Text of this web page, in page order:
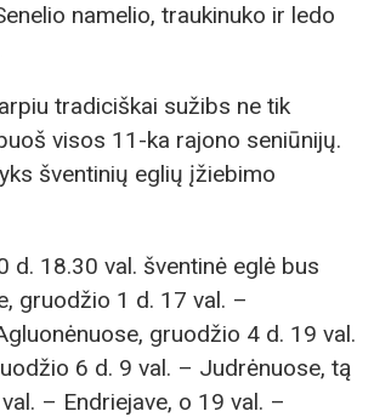
namelio, traukinuko ir ledo
tradiciškai sužibs ne tik
visos 11-ka rajono seniūnijų.
šventinių eglių įžiebimo
d. 18.30 val. šventinė eglė bus
gruodžio 1 d. 17 val. –
gruodžio 4 d. 19 val.
6 d. 9 val. – Judrėnuose, tą
– Endriejave, o 19 val. –